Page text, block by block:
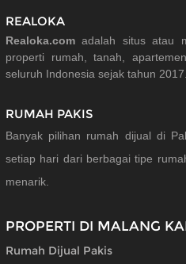
REALOKA
Realoka.com adalah situs atau
properti rumah, tanah,
seluruh Indonesia sejak tahun 2017.
RUMAH PAKIS
Banyak pilihan rumah dijual di
setiap hari dari berbagai tipe
menarik.
PROPERTI DI MALANG
Rumah Dijual Pakis